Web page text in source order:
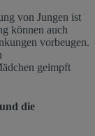
von Jungen ist
können auch
vorbeugen.
geimpft
die